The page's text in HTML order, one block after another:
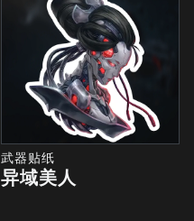
武器贴纸
异域美人